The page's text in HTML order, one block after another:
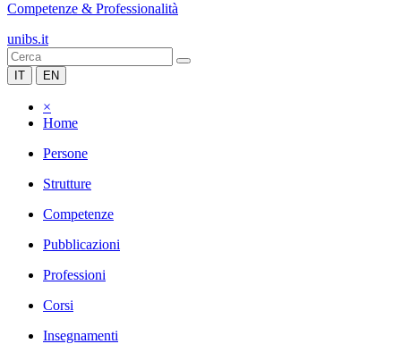
Competenze & Professionalità
unibs.it
IT EN
×
Home
Persone
Strutture
Competenze
Pubblicazioni
Professioni
Corsi
Insegnamenti